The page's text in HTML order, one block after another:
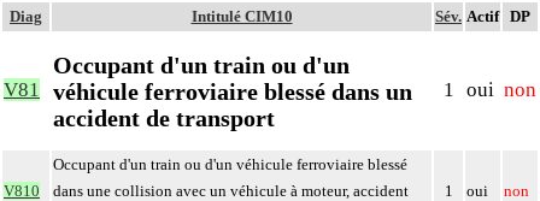
Diag Intitulé CIM10 Sév. Actif DP
V81
Occupant d'un train ou d'un
véhicule ferroviaire blessé dans un
accident de transport
1 oui non
V810
Occupant d'un train ou d'un véhicule ferroviaire blessé
dans une collision avec un véhicule à moteur, accident
1 oui non